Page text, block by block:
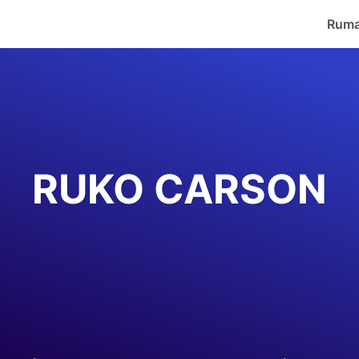
RUKO CARSON